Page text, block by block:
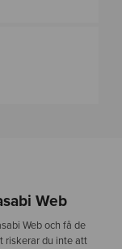
Web
Web och få de
riskerar du inte att